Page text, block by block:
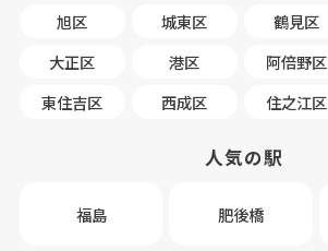
旭区
城東区 鶴見区
大正区
港区 阿倍野区
東住吉区
西成区 住之江区
人気の駅
福島 肥後橋